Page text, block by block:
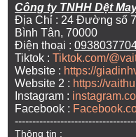
Công ty TNHH Dệt
Địa Chỉ : 24 Đường số
Bình Tân, 70000
Điện thoại :
Tiktok :Tiktok.com/
Website : https://
Website 2 : https://
Instagram :
Facebook :
Thông tin :